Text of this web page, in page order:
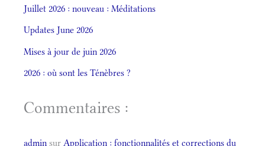
Juillet 2026 : nouveau : Méditations
Updates June 2026
Mises à jour de juin 2026
2026 : où sont les Ténèbres ?
Commentaires :
admin sur Application : fonctionnalités et corrections du